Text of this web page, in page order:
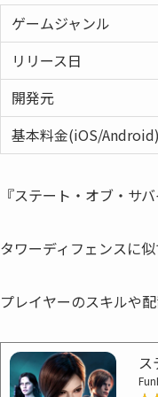
ゲームジャンル
リリース日
開発元
基本料金(iOS/Android)
『ステート・オブ・サ
タワーディフェンスに
プレイヤーのスキルや
ス